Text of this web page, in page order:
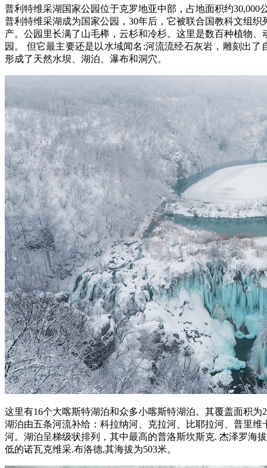
普利特维采湖国家公园位于克罗地亚中部，占地面积约30,000
普利特维采湖成为国家公园，30年后，它被联合国教科文组织
产。公园里长满了山毛榉，云杉和冷杉。这里是数百种植物、
园。 但它最主要还是以水域闻名:河流流经石灰岩，雕刻出了
形成了天然水坝、湖泊、瀑布和洞穴。
这里有16个大喀斯特湖泊和众多小喀斯特湖泊。其覆盖面积为
湖泊由五条河流补给：科拉纳河、克拉河、比耶拉河、普里维
河。湖泊呈梯级状排列，其中最高的普洛斯坎斯克. 杰泽罗海
低的诺瓦克维采.布洛德,其海拔为503米。